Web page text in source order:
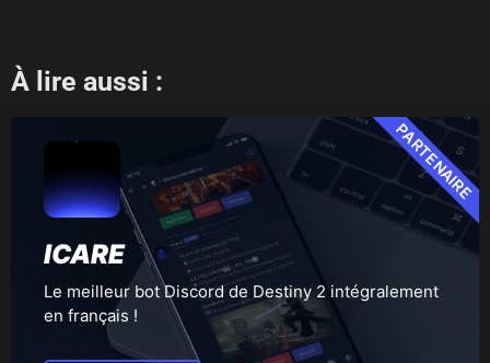
À lire aussi :
ICARE
Le meilleur bot Discord de Destiny 2 intégralement
en français !
PARTENAIRE